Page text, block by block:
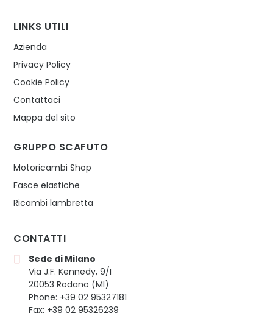
LINKS UTILI
Azienda
Privacy Policy
Cookie Policy
Contattaci
Mappa del sito
GRUPPO SCAFUTO
Motoricambi Shop
Fasce elastiche
Ricambi lambretta
CONTATTI
Sede di Milano
Via J.F. Kennedy, 9/I
20053 Rodano (MI)
Phone: +39 02 95327181
Fax: +39 02 95326239